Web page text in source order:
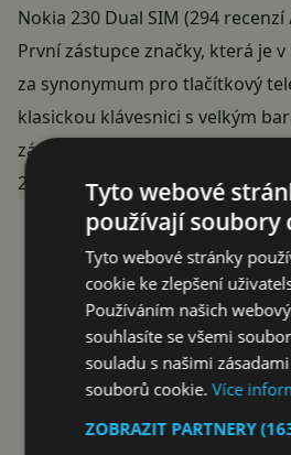
Nokia 230 Dual SIM (294 recenzí
První zástupce značky, která je
za synonymum pro tlačítkový
klasickou klávesnici s velkým
zádech má 2megapixelový
220 – 2 729 Kč.Tyto webové
používají soubory
Tyto webové stránky
cookie ke zlepšení
Používáním našich
souhlasíte se všemi
souladu s našimi
souborů cookie.Více
ZOBRAZIT PARTNERY